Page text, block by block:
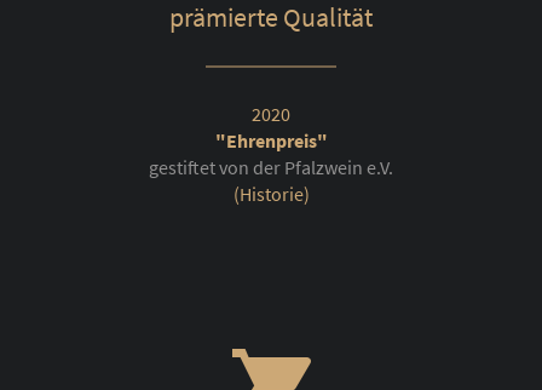
prämierte Qualität
2020
"Ehrenpreis"
gestiftet von der Pfalzwein e.V.
(Historie)